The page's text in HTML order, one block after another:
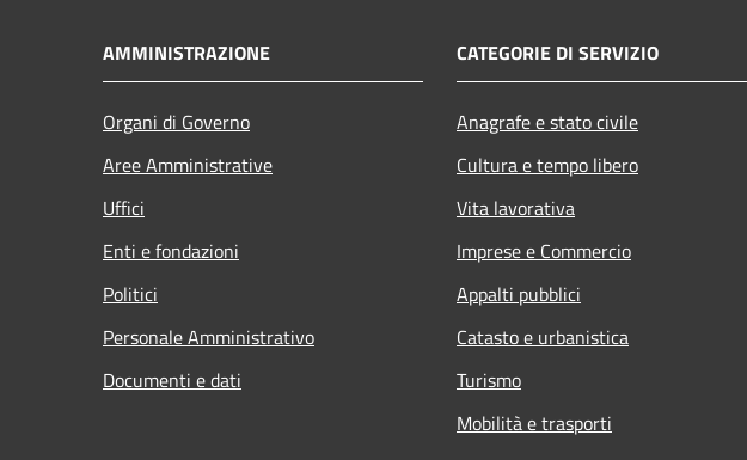
AMMINISTRAZIONE
Organi di Governo
Aree Amministrative
Uffici
Enti e fondazioni
Politici
Personale Amministrativo
Documenti e dati
CATEGORIE DI SERVIZIO
Anagrafe e stato civile
Cultura e tempo libero
Vita lavorativa
Imprese e Commercio
Appalti pubblici
Catasto e urbanistica
Turismo
Mobilità e trasporti